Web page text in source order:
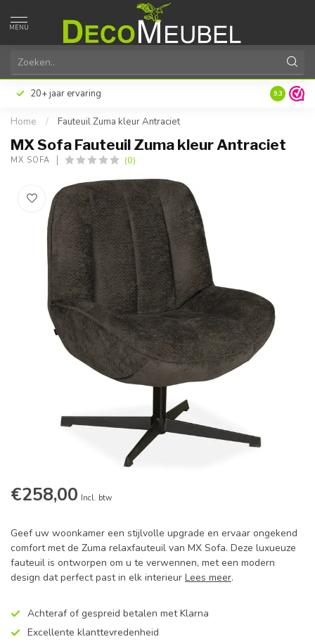
MENU
Excellente klanttevredenheid Maatwerk
9.3
Home / Fauteuil Zuma kleur Antraciet
MX Sofa Fauteuil Zuma kleur Antraciet
MX SOFA (0)
€258,00 Incl. btw
Geef uw woonkamer een stijlvolle upgrade en ervaar ongekend
comfort met de Zuma relaxfauteuil van MX Sofa. Deze luxueuze
fauteuil is ontworpen om u te verwennen, met een modern
design dat perfect past in elk interieur Lees meer.
Achteraf of gespreid betalen met Klarna
Excellente klanttevredenheid